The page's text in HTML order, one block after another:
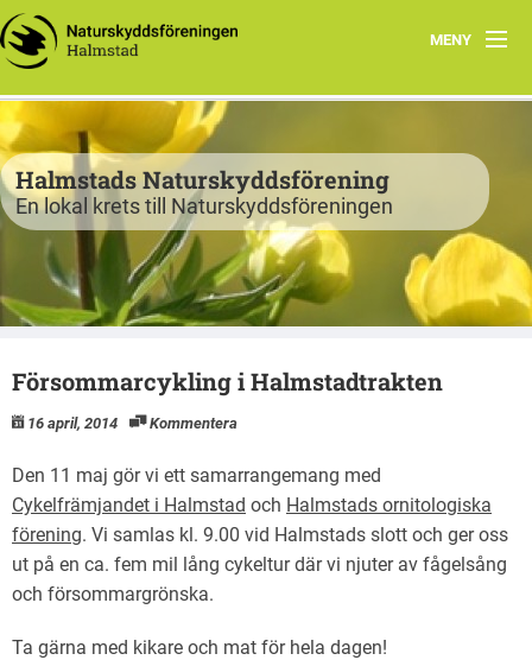
MENY
Program
Verksamhet
Björkelund
Om oss
Havsnätverk
Bli medlem
Halmstads Naturskyddsförening
En lokal krets till Naturskyddsföreningen
Försommarcykling i Halmstadtrakten
16 april, 2014 Kommentera
Den 11 maj gör vi ett samarrangemang med
Cykelfrämjandet i Halmstad och Halmstads ornitologiska
förening. Vi samlas kl. 9.00 vid Halmstads slott och ger oss
ut på en ca. fem mil lång cykeltur där vi njuter av fågelsång
och försommargrönska.
Ta gärna med kikare och mat för hela dagen!